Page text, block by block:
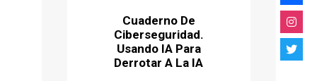
Cuaderno De
Ciberseguridad.
Usando IA Para
Derrotar A La IA